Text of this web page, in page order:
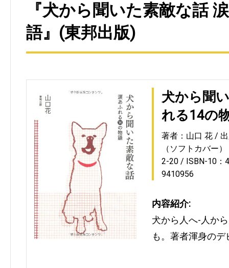
『犬から聞いた素敵な話
語』(東邦出版)
犬から聞
れる14の
著者：山口 花
（ソフトカバー
2-20
ISBN-10：
9410956
内容紹介:
犬から人へ-人か
も。著者渾身のデ